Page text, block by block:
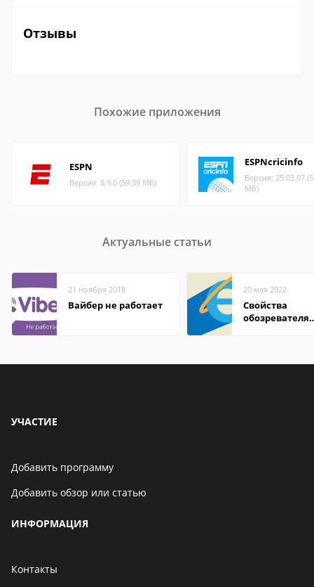
Отзывы
Похожие приложения
ESPN
Версия: 8.9.0 (59.39 МБ)
ESPNcricinfo
Версия: 25.03.07
МБ)
Актуальные статьи
21 ноября 2018
Вайбер не работает
20 мая 2022
Свойства
обозревателя
УЧАСТИЕ
Добавить программу
Добавить обзор или статью
ИНФОРМАЦИЯ
Контакты